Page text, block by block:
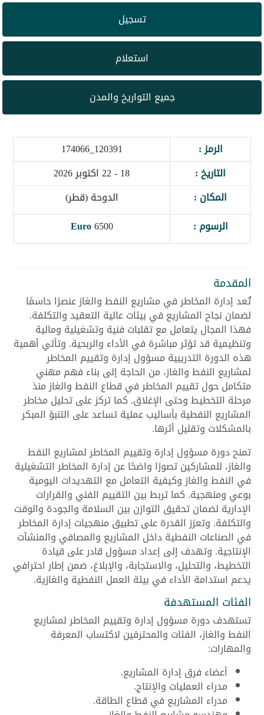
تسجيل
استعلام
جميع التواريخ والمدن
الرمز :
120391_174066
التاريخ :
18 - 22 اكتوبر 2026
المكان :
الدوحة (قطر)
الرسوم :
6500
Euro
المقدمة
تُعد إدارة المخاطر في مشاريع النفط والغاز عنصرًا حاسمًا
لضمان نجاح المشاريع في بيئات عالية التعقيد والتكلفة.
فهذا المجال يتعامل مع تقلبات فنية وتشغيلية ومالية
وتنظيمية قد تؤثر مباشرة في الأداء والربحية. وتأتي أهمية
هذه الدورة التدريبية مسؤول إدارة وتقييم المخاطر
لمشاريع النفط والغاز، من الحاجة إلى بناء فهم مهني
متكامل حول تقييم المخاطر في قطاع النفط والغاز منذ
مرحلة التخطيط وحتى الإغلاق. كما تركز على تحليل مخاطر
المشاريع النفطية بأساليب عملية تساعد على التنبؤ المبكر
بالمشكلات وتقليل أثرها.
تمنح دورة مسؤول إدارة وتقييم المخاطر لمشاريع النفط
والغاز، للمشاركين تصورًا واضحًا عن إدارة المخاطر التشغيلية
في النفط والغاز وكيفية التعامل مع التهديدات اليومية
بوعي ومنهجية. كما تربط بين التقييم الفني والقرارات
الإدارية لضمان تحقيق التوازن بين السلامة والجودة والوقت
والتكلفة. وتعزز القدرة على تطبيق منهجيات إدارة المخاطر
في الصناعات النفطية داخل المشاريع والمصافي والمنشآت
الإنتاجية. وتهدف إلى إعداد مسؤول قادر على قيادة
التخطيط، والتحليل، والاستجابة، والإبلاغ، ضمن إطار احترافي
يدعم استدامة الأداء في بيئة العمل النفطية والغازية.
الفئات المستهدفة
تستهدف دورة مسؤول إدارة وتقييم المخاطر لمشاريع
النفط والغاز، الفئات والمحترفين لاكتساب المعرفة
والمهارات:
أعضاء فرق إدارة المشاريع.
مدراء العمليات والإنتاج.
مدراء المشاريع في قطاع الطاقة.